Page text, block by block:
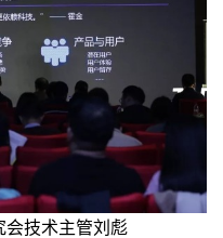
会技术主管刘彪